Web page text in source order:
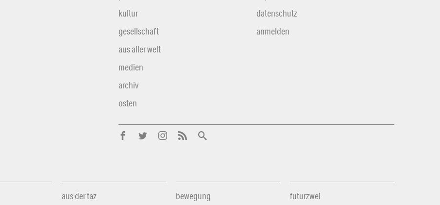
kultur
gesellschaft
aus aller welt
medien
archiv
osten
datenschutz
anmelden
aus der taz bewegung futurzwei